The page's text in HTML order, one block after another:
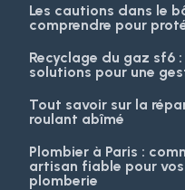
Les cautions dans le
comprendre pour
Recyclage du gaz sf6
solutions pour une
Tout savoir sur la
roulant abîmé
Plombier à Paris :
artisan fiable pour
plomberie